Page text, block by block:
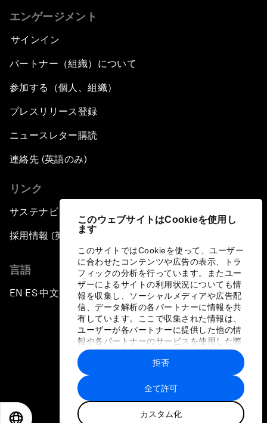
このウェブサイトはCookieを使用し
ます
このサイトではCookieを使って、ユーザー
に合わせたコンテンツや広告の表示、トラ
フィックの分析を行っています。またユー
ザーによるサイトの利用状況についても情
報を収集し、ソーシャルメディアや広告配
信、データ解析の各パートナーに情報を共
有しています。ここで収集された情報は、
ユーザーが各パートナーに提供した他の情
報や各パートナーのサービスを使用した際
に収集された情報と組み合わされ、各パー
トナーによって使用されることがありま
す。
全て許可
カスタム化
拒否
エンゲージメント
サインイン
パートナー（組織）について
参加する（個人、組織）
プレスリリース登録
ニュースレター購読
連絡先 (英語のみ)
リンク
サステナビリティへの取り組み
採用情報 (英語のみ)
言語
EN ▪ES▪中文▪ 日本語
プライバシーポリシーと利用規約
サイトマップ
©
世界経済フォーラム